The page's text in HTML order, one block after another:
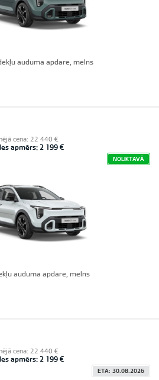
auduma apdare, melns
cena: 22 440 €
apmērs: 2 199 €
NOLIKTAVĀ
auduma apdare, melns
cena: 22 440 €
apmērs: 2 199 €
ETA: 30.08.2026